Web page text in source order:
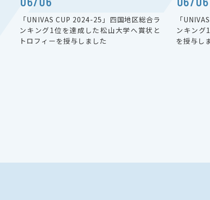
「UNIVAS CUP 2024-25」四国地区総合ラ
ンキング1位を達成した松山大学へ賞状と
トロフィーを授与しました
「
ンキング
を授与し